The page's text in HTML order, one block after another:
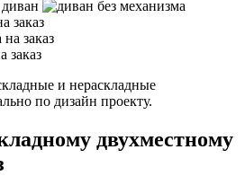
и нераскладные
по дизайн проекту.
двухместному